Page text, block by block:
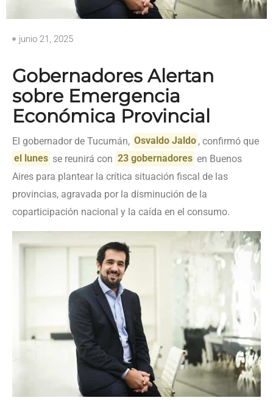
junio 21, 2025
Gobernadores Alertan
sobre Emergencia
Económica Provincial
El gobernador de Tucumán, Osvaldo Jaldo , confirmó que
el lunes se reunirá con 23 gobernadores en Buenos
Aires para plantear la crítica situación fiscal de las
provincias, agravada por la disminución de la
coparticipación nacional y la caída en el consumo.